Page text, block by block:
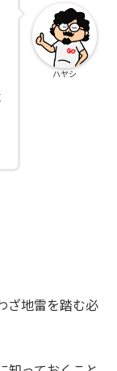
ハヤシ
ざ地雷を踏む必